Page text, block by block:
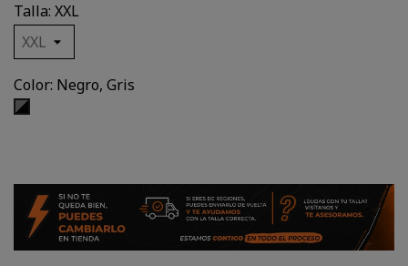
Talla: XXL
Color: Negro, Gris
Negro,